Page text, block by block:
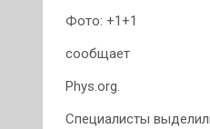
Фото: +1+1
сообщает
Phys.org.
Специалисты